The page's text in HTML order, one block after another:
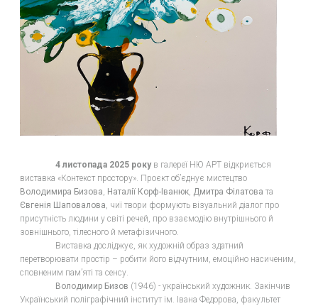
4 листопада 2025 року в галереї НЮ АРТ відкриється
виставка «Контекст простору». Проєкт обʼєднує мистецтво
Володимира Бизова, Наталії Корф-Іванюк, Дмитра Філатова та
Євгенія Шаповалова, чиї твори формують візуальний діалог про
присутність людини у світі речей, про взаємодію внутрішнього й
зовнішнього, тілесного й метафізичного.
Виставка досліджує, як художній образ здатний
перетворювати простір – робити його відчутним, емоційно насиченим,
сповненим памʼяті та сенсу.
Володимир Бизов (1946) - український художник. Закінчив
Український поліграфічний інститут ім. Івана Федорова, факультет